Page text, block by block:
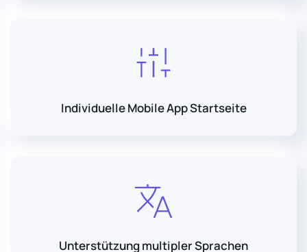
Individuelle Mobile App Startseite
Unterstützung multipler Sprachen